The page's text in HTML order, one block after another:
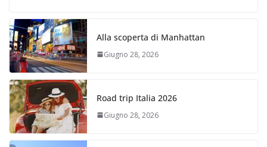
Alla scoperta di Manhattan
Giugno 28, 2026
Road trip Italia 2026
Giugno 28, 2026